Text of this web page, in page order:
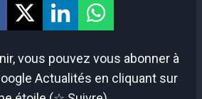
vous pouvez vous abonner à
Actualités en cliquant sur